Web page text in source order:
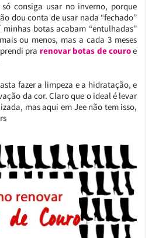
consiga usar no inverno, porque
dou conta de usar nada “fechado”
botas acabam “entulhadas”
ou menos, mas a cada 3 meses
pra renovar botas de couroe
fazer a limpeza e a hidratação, e
da cor. Claro que o ideal é levar
mas aqui em Jee não tem isso,